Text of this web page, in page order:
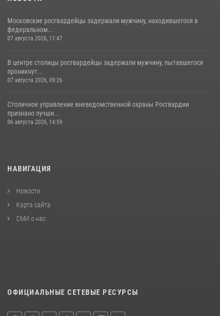
Московские росгвардейцы задержали мужчину, находившегося в
федеральном...
07 августа 2026, 11:47
В центре столицы росгвардейцы задержали мужчину, пытавшегося
проникнут...
07 августа 2026, 09:26
Столичное управление вневедомственной охраны Росгвардии
признано лучши...
06 августа 2026, 14:59
НАВИГАЦИЯ
Новости
Карта сайта
СМИ о нас
ОФИЦИАЛЬНЫЕ СЕТЕВЫЕ РЕСУРСЫ